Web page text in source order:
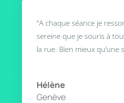
“A chaque séance je
sereine que je souris à
la rue. Bien mieux qu’une
Hélène
Genève